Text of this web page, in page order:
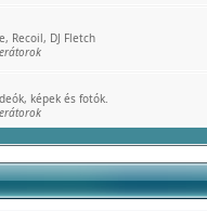
Recoil, DJ Fletch
képek és fotók.